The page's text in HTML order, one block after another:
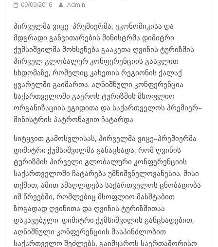
09/09/2016 Admin
პირველმა ვიცე–პრემიერმა, ეკონომიკისა და
მდგრადი განვითარების მინისტრმა დიმიტრი
ქუმსიშვილმა მოხსენება გააკეთა ღვინის ტურიზმის
პირველ გლობალურ კონფერენციის გასვლით
სხდომაზე, რომელიც კახეთის რეგიონის ქალაქ
ყვარელში გაიმართა. აღნიშნული კონფერენცია
საქართველოში გაეროს ტურიზმის მსოფლიო
ორგანიზაციის ეგიდითა და საქართველოს პრემიერ–
მინისტრის პატრონაჟით ჩატარდა.
სიტყვით გამოსვლისას, პირველმა ვიცე–პრემიერმა
დიმიტრი ქუმსიშვილმა განაცხადა, რომ ღვინის
ტურიზმის პირველი გლობალური კონფერენციის
საქართველოში ჩატარება უმნიშვნელოვანესია. მისი
თქმით, ამით ამაღლდება საქართველოს ცნობადობა
იმ წრეებში, რომლებიც მსოფლიო მასშტაბით
ზოგადად ღვინითა და ღვინის ტურიზმითაა
დაკავებული. დიმიტრი ქუმსიშვილის განცხადებით,
აღნიშნული კონფერენციის მასპინძლობით
საქართველო შეძლებს, გაიმყაროს საერთაშორისო